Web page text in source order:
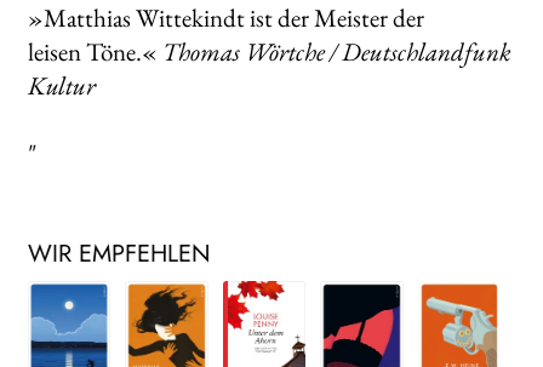
»Matthias Wittekindt ist der Meister der
leisen Töne.« Thomas Wörtche / Deutschlandfunk
Kultur
"
WIR EMPFEHLEN